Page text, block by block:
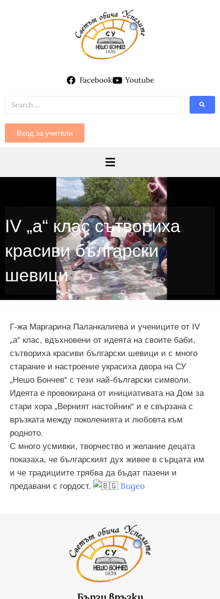
Facebook Youtube
Вход за учители
IV „а“ клас сътвориха
красиви български
шевици
Г-жа Маргарина Паланкалиева и учениците от IV
„а“ клас, вдъхновени от идеята на своите баби,
сътвориха красиви български шевици и с много
старание и настроение украсиха двора на СУ
„Нешо Бончев“ с тези най-български символи.
Идеята е провокирана от инициативата на Дом за
стари хора „Верният настойник“ и е свързана с
връзката между поколенията и любовта към
родното.
С много усмивки, творчество и желание децата
показаха, че българският дух живее в сърцата им
и че традициите трябва да бъдат пазени и
предавани с гордост.
Видео